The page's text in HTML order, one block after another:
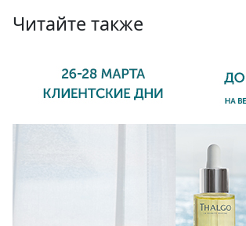
Читайте также